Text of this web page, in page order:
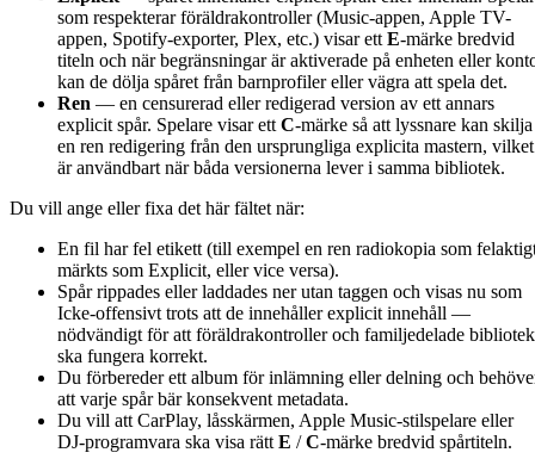
som respekterar föräldrakontroller (Music-appen, Apple TV-
appen, Spotify-exporter, Plex, etc.) visar ett E-märke bredvid
titeln och när begränsningar är aktiverade på enheten eller
kan de dölja spåret från barnprofiler eller vägra att spela det.
Ren — en censurerad eller redigerad version av ett annars
explicit spår. Spelare visar ett C-märke så att lyssnare kan skilja
en ren redigering från den ursprungliga explicita mastern, vilket
är användbart när båda versionerna lever i samma bibliotek.
Du vill ange eller fixa det här fältet när:
En fil har fel etikett (till exempel en ren radiokopia som
märkts som Explicit, eller vice versa).
Spår rippades eller laddades ner utan taggen och visas nu som
Icke-offensivt trots att de innehåller explicit innehåll —
nödvändigt för att föräldrakontroller och familjedelade bibliotek
ska fungera korrekt.
Du förbereder ett album för inlämning eller delning och
att varje spår bär konsekvent metadata.
Du vill att CarPlay, låsskärmen, Apple Music-stilspelare eller
DJ-programvara ska visa rätt E /C-märke bredvid spårtiteln.